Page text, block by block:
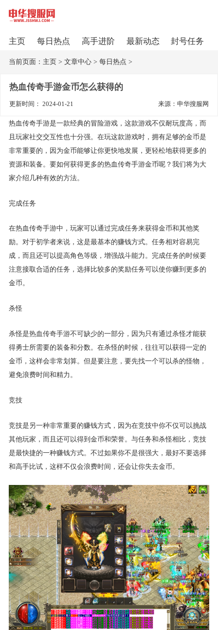
主页 每日热点 高手进阶 最新动态 封号任务
当前页面： 主页> 文章中心> 每日热点 >
热血传奇手游金币怎么获得的
更新时间： 2024-01-21 来源：申华搜服网
热血传奇手游是一款经典的冒险游戏，这款游戏不仅耐玩度高，而
且玩家社交交互性也十分强。在玩这款游戏时，拥有足够的金币是
非常重要的，因为金币能够让你更快地发展，更轻松地获得更多的
资源和装备。要如何获得更多的热血传奇手游金币呢？我们将为大
家介绍几种有效的方法。
完成任务
在热血传奇手游中，玩家可以通过完成任务来获得金币和其他奖
励。对于初学者来说，这是最基本的赚钱方式。任务相对容易完
成，而且还可以提高角色等级，增强战斗能力。完成任务的时候要
注意接取合适的任务，选择比较多的奖励任务可以使你赚到更多的
金币。
杀怪
杀怪是热血传奇手游不可缺少的一部分，因为只有通过杀怪才能获
得勇士所需要的装备和分数。在杀怪的时候，往往可以获得一定的
金币，这样会非常划算。但是要注意，要先找一个可以杀的怪物，
避免浪费时间和精力。
竞技
竞技是另一种非常重要的赚钱方式，因为在竞技中你不仅可以挑战
其他玩家，而且还可以得到金币和荣誉。与任务和杀怪相比，竞技
是最快捷的一种赚钱方式。不过如果你不是很强大，最好不要选择
和高手比试，这样不仅会浪费时间，还会让你失去金币。